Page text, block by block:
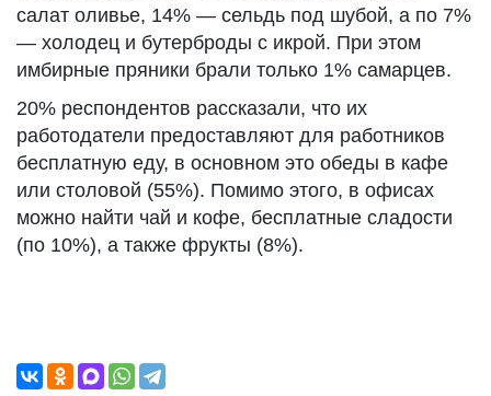
салат оливье, 14% — сельдь под шубой, а по 7%
— холодец и бутерброды с икрой. При этом
имбирные пряники брали только 1% самарцев.
20% респондентов рассказали, что их
работодатели предоставляют для работников
бесплатную еду, в основном это обеды в кафе
или столовой (55%). Помимо этого, в офисах
можно найти чай и кофе, бесплатные сладости
(по 10%), а также фрукты (8%).